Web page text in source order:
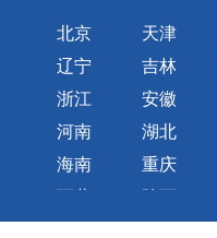
北京 天津
辽宁
吉林
浙江
安徽
河南
湖北
海南
重庆